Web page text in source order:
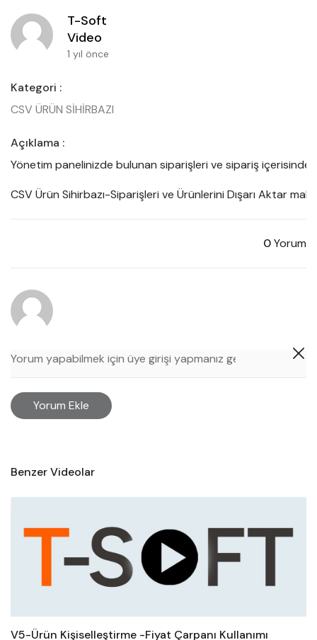
T-Soft
Video
1 yıl önce
Kategori :
CSV ÜRÜN SİHİRBAZI
Açıklama :
Yönetim panelinizde bulunan siparişleri ve sipariş içerisinde
CSV Ürün Sihirbazı-Siparişleri ve Ürünlerini Dışarı Aktar
0Yorum
Yorum Ekle
Benzer Videolar
V5-Ürün Kişiselleştirme -Fiyat Çarpanı Kullanımı